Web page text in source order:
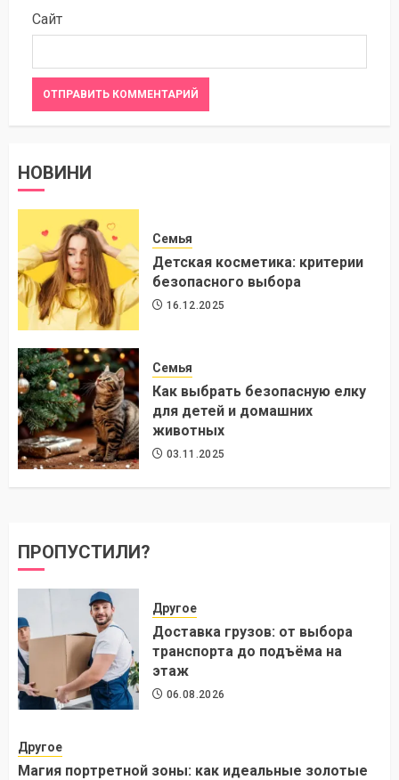
Сайт
НОВИНИ
Семья
Детская косметика: критерии
безопасного выбора
16.12.2025
Семья
Как выбрать безопасную елку
для детей и домашних
животных
03.11.2025
ПРОПУСТИЛИ?
Другое
Доставка грузов: от выбора
транспорта до подъёма на
этаж
06.08.2026
Другое
Магия портретной зоны: как идеальные золотые